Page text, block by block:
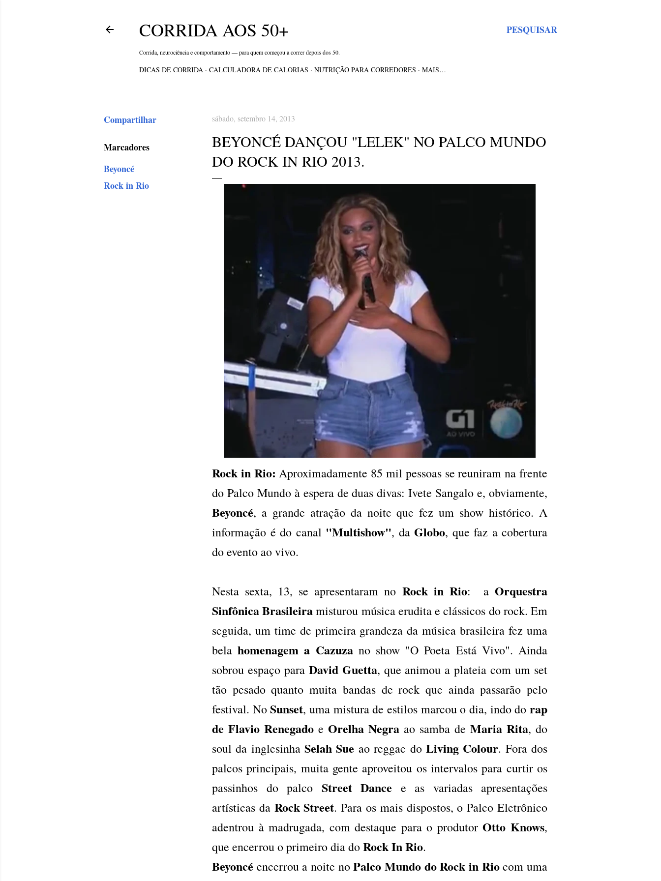
PESQUISAR
CORRIDA AOS 50+
Corrida, neurociência e comportamento — para quem começou a correr depois dos 50.
DICAS DE CORRIDA CALCULADORA DE CALORIAS NUTRIÇÃO PARA CORREDORES MAIS…
Compartilhar
Marcadores
Beyoncé
Rock in Rio
sábado, setembro 14, 2013
BEYONCÉ DANÇOU "LELEK" NO PALCO MUNDO
DO ROCK IN RIO 2013.
Rock in Rio: Aproximadamente 85 mil pessoas se reuniram na frente
do Palco Mundo à espera de duas divas: Ivete Sangalo e, obviamente,
Beyoncé, a grande atração da noite que fez um show histórico. A
informação é do canal "Multishow", daGlobo, que faz a cobertura
do evento ao vivo.
Nesta sexta, 13, se apresentaram no Rock in Rio: aOrquestra
Sinfônica Brasileiramisturou música erudita e clássicos do rock. Em
seguida, um time de primeira grandeza da música brasileira fez uma
belahomenagem a Cazuzano show "O Poeta Está Vivo". Ainda
sobrou espaço para David Guetta, que animou a plateia com um set
tão pesado quanto muita bandas de rock que ainda passarão pelo
festival. NoSunset, uma mistura de estilos marcou o dia, indo do rap
de Flavio Renegado e Orelha Negra ao samba de Maria Rita, do
soul da inglesinhaSelah Sue ao reggae doLiving Colour. Fora dos
palcos principais, muita gente aproveitou os intervalos para curtir os
passinhos do palco Street Dance e as variadas apresentações
artísticas daRock Street. Para os mais dispostos, o Palco Eletrônico
adentrou à madrugada, com destaque para o produtorOtto Knows,
que encerrou o primeiro dia doRock In Rio.
Beyoncé encerrou a noite noPalco Mundo do Rock in Riocom uma